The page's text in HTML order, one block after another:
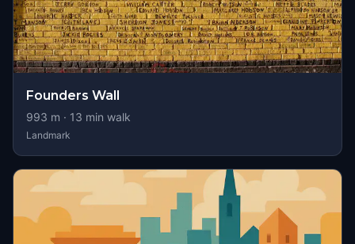
Founders Wall
993 m · 13 min walk
Landmark